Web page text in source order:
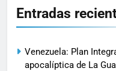
Entradas
Venezuela: Plan
apocalíptica de La